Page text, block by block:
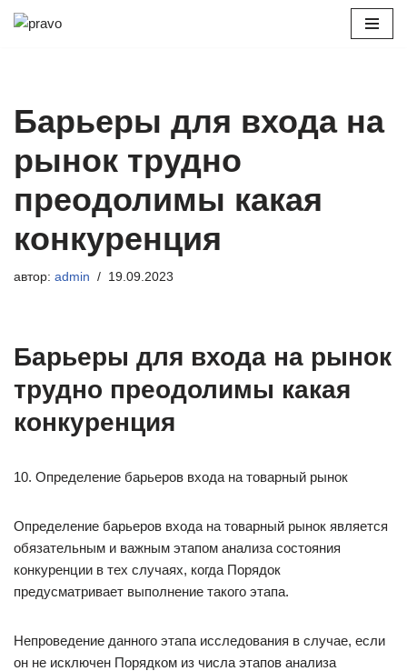
Барьеры для входа на
рынок трудно
преодолимы какая
конкуренция
автор: admin 19.09.2023
Барьеры для входа на рынок
трудно преодолимы какая
конкуренция
10. Определение барьеров входа на товарный рынок
Определение барьеров входа на товарный рынок является
обязательным и важным этапом анализа состояния
конкуренции в тех случаях, когда Порядок
предусматривает выполнение такого этапа.
Непроведение данного этапа исследования в случае, если
он не исключен Порядком из числа этапов анализа